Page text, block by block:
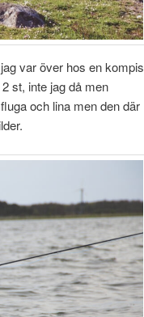
var över hos en kompis
st, inte jag då men
och lina men den där